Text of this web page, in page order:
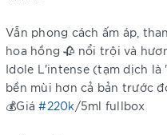
Vẫn phong cách ấm áp,
hoa hồng 🥀 nổi trội và
Idole L'intense (tạm dịch là
bền mùi hơn cả bản trước
💰Giá#220k/5ml fullbox